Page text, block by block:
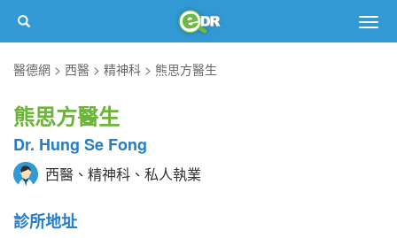
醫德網
西醫 精神科 熊思方醫生
熊思方醫生
Dr. Hung Se Fong
西醫、精神科、私人執業
診所地址